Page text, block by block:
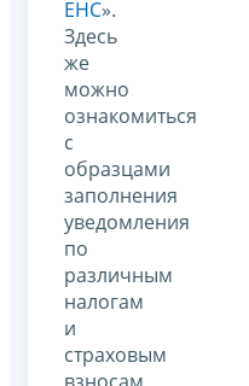
ЕНС».
Здесь
же
можно
ознакомиться
с
образцами
заполнения
уведомления
по
различным
налогам
и
страховым
взносам,